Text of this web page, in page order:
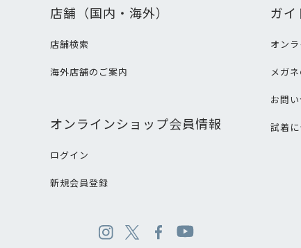
店舗（国内・海外）
店舗検索
海外店舗のご案内
オンラインショップ会員情報
ログイン
新規会員登録
ガイ
オン
メガ
お問
試着